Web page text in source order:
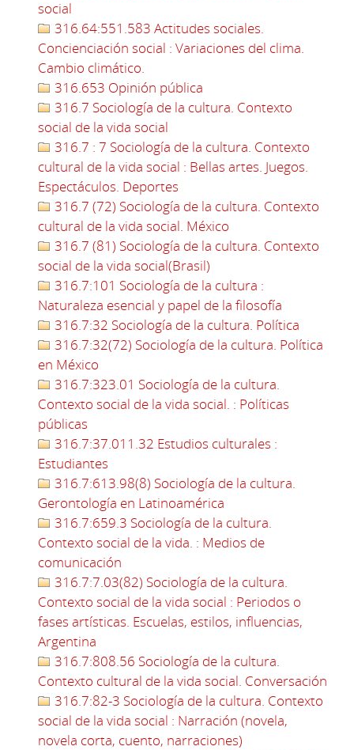
social
316.64:551.583 Actitudes sociales.
Concienciación social : Variaciones del clima.
Cambio climático.
316.653 Opinión pública
316.7 Sociología de la cultura. Contexto
social de la vida social
316.7 : 7 Sociología de la cultura. Contexto
cultural de la vida social : Bellas artes. Juegos.
Espectáculos. Deportes
316.7 (72) Sociología de la cultura. Contexto
cultural de la vida social. México
316.7 (81) Sociología de la cultura. Contexto
social de la vida social(Brasil)
316.7:101 Sociología de la cultura :
Naturaleza esencial y papel de la filosofía
316.7:32 Sociología de la cultura. Política
316.7:32(72) Sociología de la cultura. Política
en México
316.7:323.01 Sociología de la cultura.
Contexto social de la vida social. : Políticas
públicas
316.7:37.011.32 Estudios culturales :
Estudiantes
316.7:613.98(8) Sociología de la cultura.
Gerontología en Latinoamérica
316.7:659.3 Sociología de la cultura.
Contexto social de la vida. : Medios de
comunicación
316.7:7.03(82) Sociología de la cultura.
Contexto social de la vida social : Periodos o
fases artísticas. Escuelas, estilos, influencias,
Argentina
316.7:808.56 Sociología de la cultura.
Contexto cultural de la vida social. Conversación
316.7:82-3 Sociología de la cultura. Contexto
social de la vida social : Narración (novela,
novela corta, cuento, narraciones)